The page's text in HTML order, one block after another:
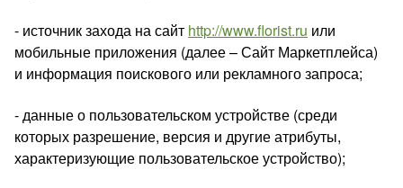
- источник захода на сайт http://www.florist.ru или
мобильные приложения (далее – Сайт Маркетплейса)
и информация поискового или рекламного запроса;
- данные о пользовательском устройстве (среди
которых разрешение, версия и другие атрибуты,
характеризующие пользовательское устройство);